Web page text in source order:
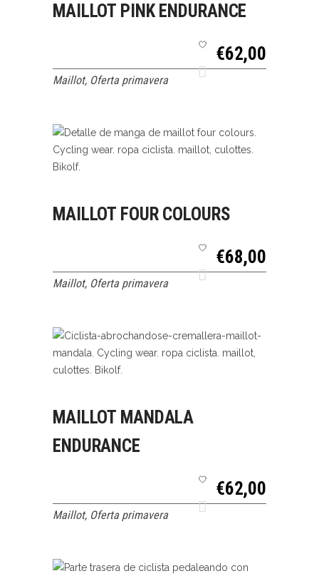
MAILLOT PINK ENDURANCE
€62,00
Maillot, Oferta primavera
MAILLOT FOUR COLOURS
€68,00
Maillot, Oferta primavera
OPCIONES
MAILLOT MANDALA
ENDURANCE
€62,00
Maillot, Oferta primavera